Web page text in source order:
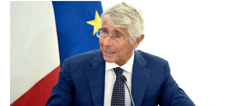
CRONACA
VENETO
POLITICA
ECONOMIA
SPORT
CRONACA
ECONOMIA
SPORT
CRONACA
ECONOMIA
SPORT